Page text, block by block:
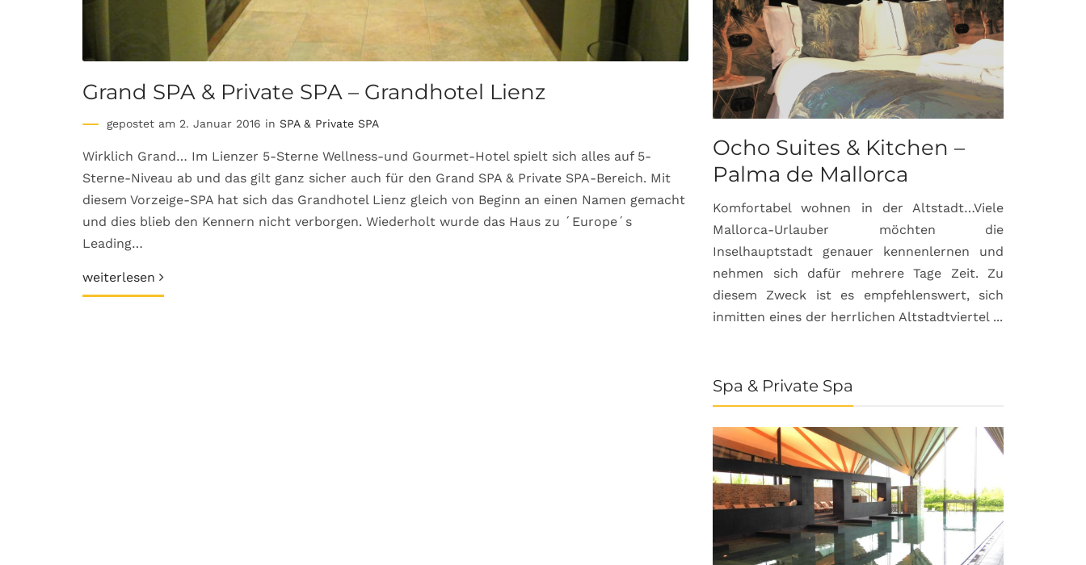
Grand SPA & Private SPA – Grandhotel Lienz
gepostet am 2. Januar 2016 in SPA & Private SPA
Wirklich Grand… Im Lienzer 5-Sterne Wellness-und Gourmet-Hotel spielt sich alles auf 5-
Sterne-Niveau ab und das gilt ganz sicher auch für den Grand SPA & Private SPA-Bereich. Mit
diesem Vorzeige-SPA hat sich das Grandhotel Lienz gleich von Beginn an einen Namen gemacht
und dies blieb den Kennern nicht verborgen. Wiederholt wurde das Haus zu ´Europe´s
Leading…
weiterlesen
Ocho Suites & Kitchen –
Palma de Mallorca
Komfortabel wohnen in der Altstadt…Viele
Mallorca-Urlauber möchten die
Inselhauptstadt genauer kennenlernen und
nehmen sich dafür mehrere Tage Zeit. Zu
diesem Zweck ist es empfehlenswert, sich
inmitten eines der herrlichen Altstadtviertel ...
Spa & Private Spa